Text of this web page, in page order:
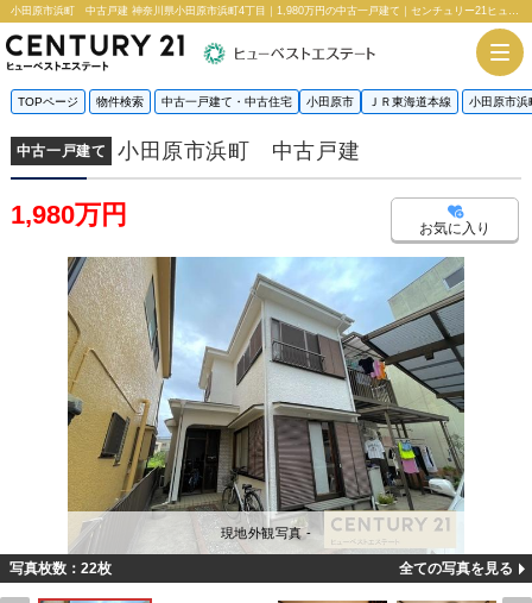
小田原市浜町 中古戸建 神奈川県小田原市浜町4丁目｜1,980万円の中古一戸建て｜センチュリー21ヒューベストエステート
TOPページ 物件検索 中古一戸建て・中古住宅 小田原市 ＪＲ東海道本線 小田原市
中古一戸建て 小田原市浜町 中古戸建
1,980万円 お気に入り
現地外観写真 -
写真枚数：22枚 全ての写真を見る